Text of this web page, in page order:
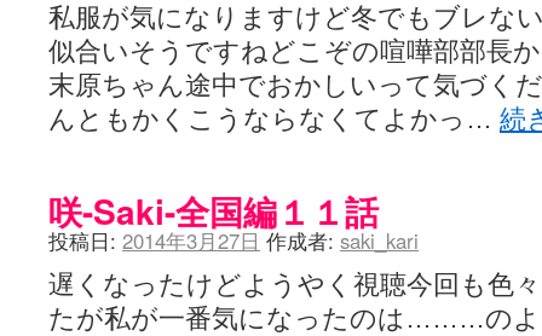
私服が気になりますけど冬でもブレな
似合いそうですねどこぞの喧嘩部部長
末原ちゃん途中でおかしいって気づく
んともかくこうならなくてよかっ… 続
咲-Saki-全国編１１話
投稿日: 2014年3月27日 作成者: saki_kari
遅くなったけどようやく視聴今回も色
たが私が一番気になったのは………のよ